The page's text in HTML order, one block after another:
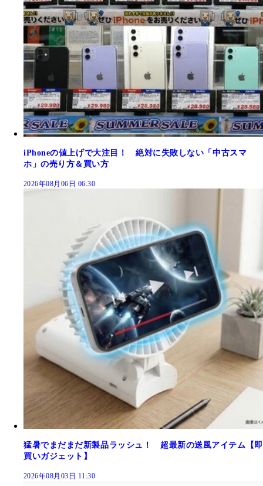
iPhoneの値上げで大注目！ 絶対に失敗しない「中古スマ
ホ」の売り方＆買い方
2026年08月06日 06:30
猛暑でまだまだ新製品ラッシュ！ 超最新の送風アイテム【即
買いガジェット】
2026年08月03日 11:30